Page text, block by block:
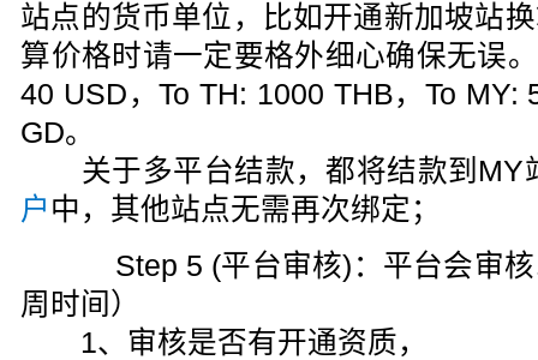
站点的货币单位，比如开通新加坡站
算价格时请一定要格外细心确保无误
40 USD，To TH: 1000 THB，To MY:
GD。
关于多平台结款，都将结款到MY
户 中，其他站点无需再次绑定；
Step 5 (平台审核)：平台会审核
周时间）
1、审核是否有开通资质，